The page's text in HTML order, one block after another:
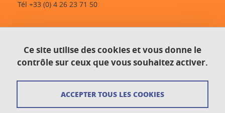
Tél +33 (0) 4 26 23 71 50
Plan du site
Crédits
Mentions légales
Ce site utilise des cookies et vous donne le
contrôle sur ceux que vous souhaitez activer.
ACCEPTER TOUS LES COOKIES